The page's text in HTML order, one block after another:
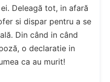
Deleagă tot, in afară
si dispar pentru a se
Din când in când
o declaratie in
ca au murit!